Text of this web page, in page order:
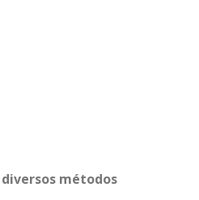
métodos